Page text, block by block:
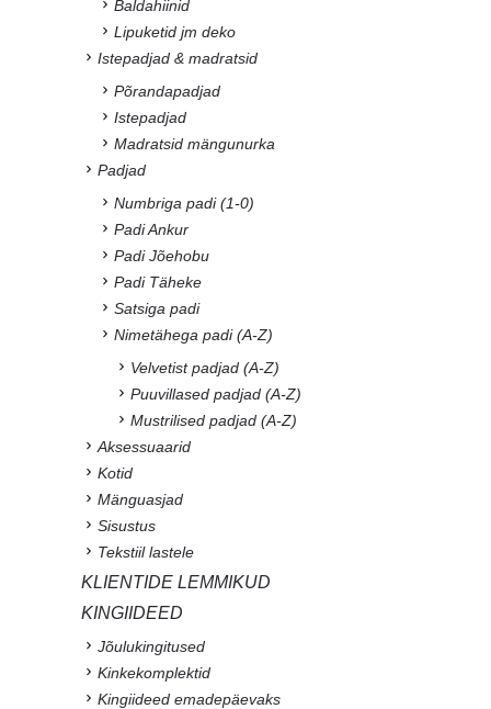
Baldahiinid
Lipuketid jm deko
Istepadjad & madratsid
Põrandapadjad
Istepadjad
Madratsid mängunurka
Padjad
Numbriga padi (1-0)
Padi Ankur
Padi Jõehobu
Padi Täheke
Satsiga padi
Nimetähega padi (A-Z)
Velvetist padjad (A-Z)
Puuvillased padjad (A-Z)
Mustrilised padjad (A-Z)
Aksessuaarid
Kotid
Mänguasjad
Sisustus
Tekstiil lastele
KLIENTIDE LEMMIKUD
KINGIIDEED
Jõulukingitused
Kinkekomplektid
Kingiideed emadepäevaks